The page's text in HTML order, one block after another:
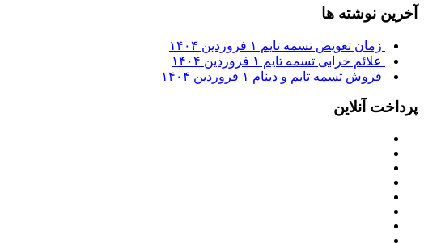
آخرین نوشته ها
زمان تعویض تسمه تایم ۱ فروردین ۱۴۰۴
علائم خرابی تسمه تایم ۱ فروردین ۱۴۰۴
فروش تسمه تایم و دینام ۱ فروردین ۱۴۰۴
پرداخت آنلاین